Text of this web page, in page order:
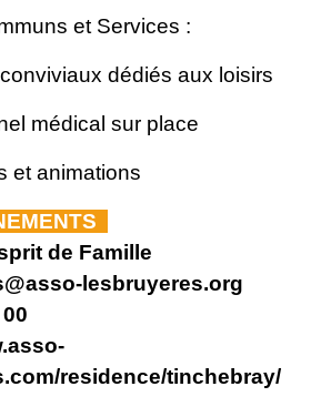
et Services :
dédiés aux loisirs
médical sur place
et animations
de Famille
lesbruyeres.org
residence/tinchebray/